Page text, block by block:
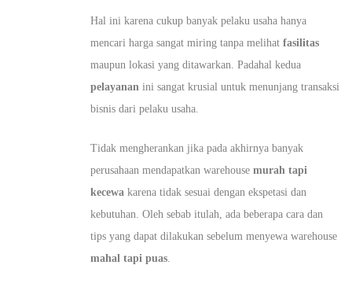
Hal ini karena cukup banyak pelaku usaha hanya
mencari harga sangat miring tanpa melihat fasilitas
maupun lokasi yang ditawarkan. Padahal kedua
pelayanan ini sangat krusial untuk menunjang transaksi
bisnis dari pelaku usaha.
Tidak mengherankan jika pada akhirnya banyak
perusahaan mendapatkan warehouse murah tapi
kecewa karena tidak sesuai dengan ekspetasi dan
kebutuhan. Oleh sebab itulah, ada beberapa cara dan
tips yang dapat dilakukan sebelum menyewa warehouse
mahal tapi puas